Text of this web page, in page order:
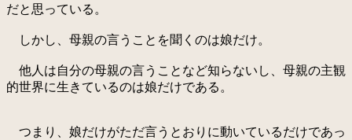
だと思っている。
しかし、母親の言うことを聞くのは娘だけ。
他人は自分の母親の言うことなど知らないし、母親の主観
的世界に生きているのは娘だけである。
つまり、娘だけがただ言うとおりに動いているだけであっ